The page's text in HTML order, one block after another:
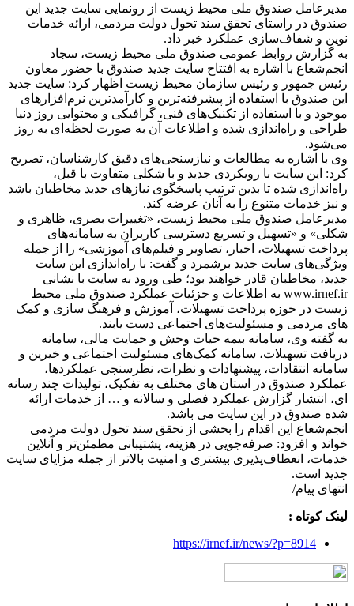
مدیرعامل صندوق ملی محیط زیست از رونمایی سایت جدید این
صندوق در راستای تحقق سند تحول دولت مردمی، ارائه خدمات
نوین و شفاف‌سازی عملکرد خبر داد.
به گزارش روابط عمومی صندوق ملی محیط زیست، سجاد
انجم‌شعاع با اشاره به افتتاح سایت جدید صندوق با حضور معاون
رئیس جمهور و رئیس سازمان محیط زیست اظهار کرد: سایت جدید
این صندوق با استفاده از پیشرفته‌ترین و کارآمدترین نرم‌افزارهای
موجود و با استفاده از تکنیک‌های فنی، گرافیکی و محتوایی روز دنیا
طراحی و راه‌اندازی شده و اطلاعات آن به صورت لحظه‌ای به روز
می‌شود.
وی با اشاره به مطالعات و نیازسنجی‌های دقیق کارشناسان، تصریح
کرد: این سایت با رویکردی جدید و با شکلی متفاوت با قبل،
راه‌اندازی شده تا بدین ترتیب پاسخگوی نیازهای جدید مخاطبان باشد
و نیز خدمات متنوع را به آنان عرضه کند.
مدیرعامل صندوق ملی محیط زیست، «تغییرات بصری، ظاهری و
شکلی» و «تسهیل و تسریع دسترسی کاربران به سامانه‌های
پرداخت تسهیلات، اخبار، تصاویر و فیلم‌های آموزشی» را از جمله
ویژگی‌های سایت جدید برشمرد و گفت: با راه‌اندازی این سایت
جدید، مخاطبان قادر خواهند بود؛ طی ورود به سایت با نشانی
www.irnef.ir به اطلاعات و جزئیات عملکرد صندوق ملی محیط
زیست در حوزه پرداخت تسهیلات، آموزش و فرهنگ سازی و کمک
های مردمی و مسئولیت‌های اجتماعی دست یابند.
به گفته وی، سامانه بیمه حیات وحش و حمایت مالی، سامانه
دریافت تسهیلات، سامانه کمک‌های مسئولیت اجتماعی و خیرین و
سامانه انتقادات، پیشنهادات و نظرات، نظرسنجی عملکردها،
عملکرد صندوق در استان های مختلف به تفکیک، تولیدات چند رسانه
ای، انتشار گزارش عملکرد فصلی و سالانه و … از خدمات ارائه
شده صندوق در این سایت می باشد.
انجم‌شعاع این اقدام را بخشی از تحقق سند تحول دولت مردمی
خواند و افزود: صرفه‌جویی در هزینه، پشتیبانی مطمئن‌تر و آنلاین
خدمات، انعطاف‌پذیری بیشتری و امنیت بالاتر از جمله مزایای سایت
جدید است.
انتهای پیام/
لینک کوتاه :
https://irnef.ir/news/?p=8914